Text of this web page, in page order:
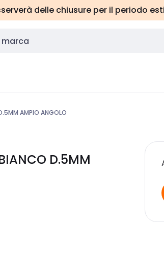
delle chiusure per il periodo
AMPIO ANGOLO
D.5MM